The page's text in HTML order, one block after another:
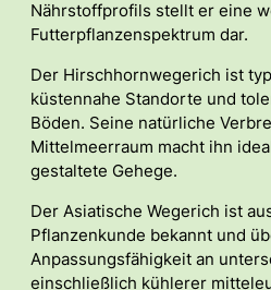
Nährstoffprofils stellt er eine
Futterpflanzenspektrum dar.
Der Hirschhornwegerich ist
küstennahe Standorte und
Böden. Seine natürliche
Mittelmeerraum macht ihn
gestaltete Gehege.
Der Asiatische Wegerich ist
Pflanzenkunde bekannt und
Anpassungsfähigkeit an
einschließlich kühlerer